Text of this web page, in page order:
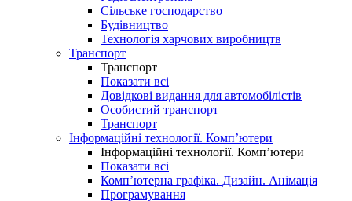
Сільське господарство
Будівництво
Технологія харчових виробництв
Транспорт
Транспорт
Показати всі
Довідкові видання для автомобілістів
Особистий транспорт
Транспорт
Інформаційні технології. Комп’ютери
Інформаційні технології. Комп’ютери
Показати всі
Комп’ютерна графіка. Дизайн. Анімація
Програмування